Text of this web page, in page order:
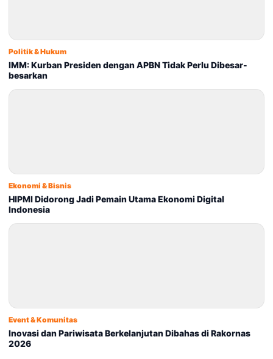
Politik & Hukum
IMM: Kurban Presiden dengan APBN Tidak Perlu Dibesar-
besarkan
Ekonomi & Bisnis
HIPMI Didorong Jadi Pemain Utama Ekonomi Digital
Indonesia
Event & Komunitas
Inovasi dan Pariwisata Berkelanjutan Dibahas di Rakornas
2026